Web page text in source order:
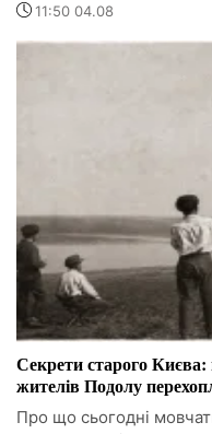
11:50 04.08
Секрети старого Києва:
жителів Подолу
Про що сьогодні